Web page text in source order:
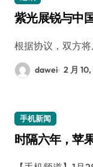
紫光展锐与中
根据协议，双方
dawei 2 月
手机新闻
时隔六年，苹